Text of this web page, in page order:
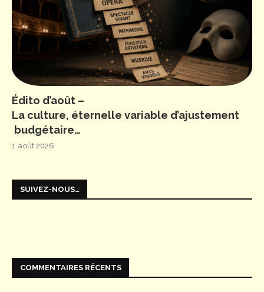
Édito d’août –
La culture, éternelle variable d’ajustement
budgétaire…
1 août 2026
SUIVEZ-NOUS…
COMMENTAIRES RÉCENTS